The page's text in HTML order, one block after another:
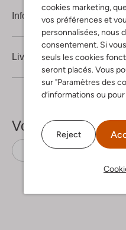
cookies marketing,
vos préférences et
personnalisées, nous
consentement. Si
seuls les cookies
seront placés. Vous
sur "Paramètres des
d’informations ou
Reject
Information produit
Livraison & retours
Voir plus
Looxs Little